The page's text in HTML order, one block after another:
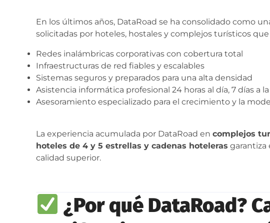
En los últimos años, DataRoad se ha consolidado como
solicitadas por hoteles, hostales y complejos turísticos
Redes inalámbricas corporativas con cobertura total
Infraestructuras de red fiables y escalables
Sistemas seguros y preparados para una alta densidad
Asistencia informática profesional 24 horas al día, 7 días a
Asesoramiento especializado para el crecimiento y la
La experiencia acumulada por DataRoad en complejos
hoteles de 4 y 5 estrellas y cadenas hoteleras garantiza
calidad superior.
¿Por qué DataRoad?